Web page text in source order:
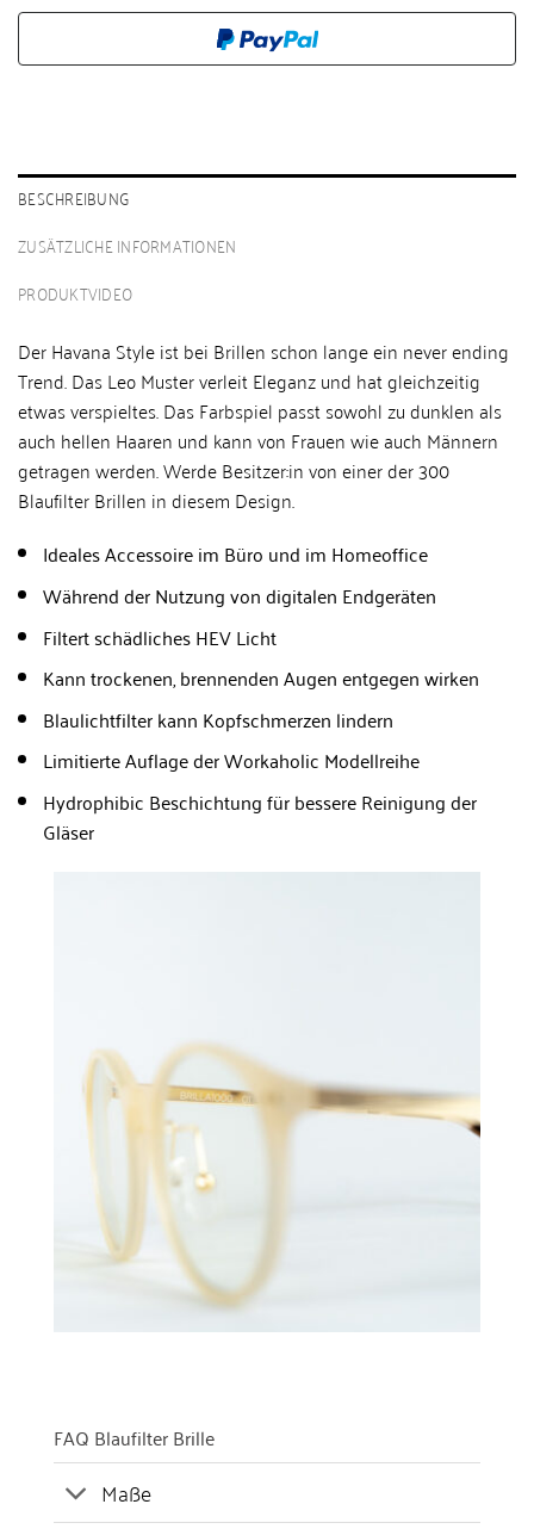
BESCHREIBUNG
ZUSÄTZLICHE INFORMATIONEN
PRODUKTVIDEO
Der Havana Style ist bei Brillen schon lange ein never ending
Trend. Das Leo Muster verleit Eleganz und hat gleichzeitig
etwas verspieltes. Das Farbspiel passt sowohl zu dunklen als
auch hellen Haaren und kann von Frauen wie auch Männern
getragen werden. Werde Besitzer:in von einer der 300
Blaufilter Brillen in diesem Design.
Ideales Accessoire im Büro und im Homeoffice
Während der Nutzung von digitalen Endgeräten
Filtert schädliches HEV Licht
Kann trockenen, brennenden Augen entgegen wirken
Blaulichtfilter kann Kopfschmerzen lindern
Limitierte Auflage der Workaholic Modellreihe
Hydrophibic Beschichtung für bessere Reinigung der
Gläser
FAQ Blaufilter Brille
Maße